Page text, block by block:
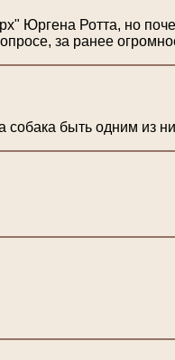
Юргена Ротта, но
за ранее
собака быть одним из